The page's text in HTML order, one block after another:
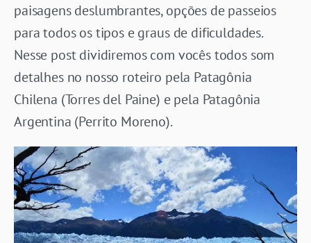
paisagens deslumbrantes, opções de passeios
para todos os tipos e graus de dificuldades.
Nesse post dividiremos com vocês todos som
detalhes no nosso roteiro pela Patagônia
Chilena (Torres del Paine) e pela Patagônia
Argentina (Perrito Moreno).